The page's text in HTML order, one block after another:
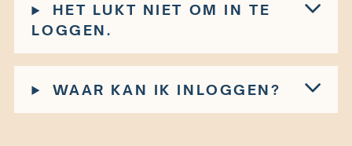
HET LUKT NIET OM IN TE
LOGGEN.
WAAR KAN IK INLOGGEN?